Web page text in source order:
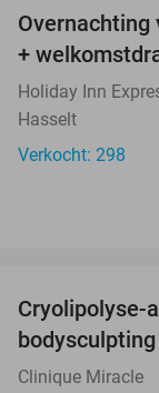
Overnachting
+
Holiday Inn
Hasselt
Verkocht: 298
Cryolipolyse-
bodysculpting
Clinique Miracle